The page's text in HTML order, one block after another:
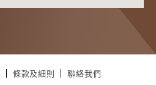
條款及細則 聯絡我們